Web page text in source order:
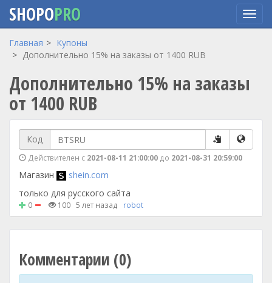
Перейти
содержанию
SHOPOPRO
Главная
Купоны
Дополнительно 15% на заказы от 1400 RUB
Дополнительно 15% на заказы
от 1400 RUB
Код
Действителен с 2021-08-11 21:00:00 до 2021-08-31 20:59:00
Магазин
shein.com
только для русского сайта
0 100 5 лет назад robot
Комментарии (0)